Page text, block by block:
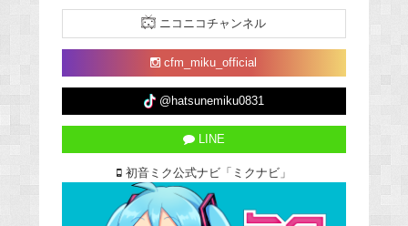
ニコニコチャンネル
cfm_miku_official
@hatsunemiku0831
LINE
初音ミク公式ナビ「ミクナビ」